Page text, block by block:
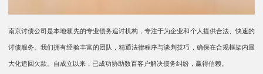
南京讨债公司是本地领先的专业债务追讨机构，专注于为企业和个人提供合法、快速的
讨债服务。我们拥有经验丰富的团队，精通法律程序与谈判技巧，确保在合规框架内最
大化追回欠款。自成立以来，已成功协助数百客户解决债务纠纷，赢得信赖。